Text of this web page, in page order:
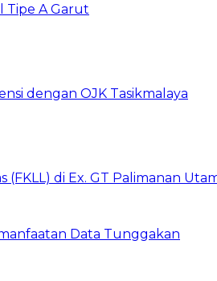
Tipe A Garut
dengan OJK Tasikmalaya
di Ex. GT Palimanan
Data Tunggakan